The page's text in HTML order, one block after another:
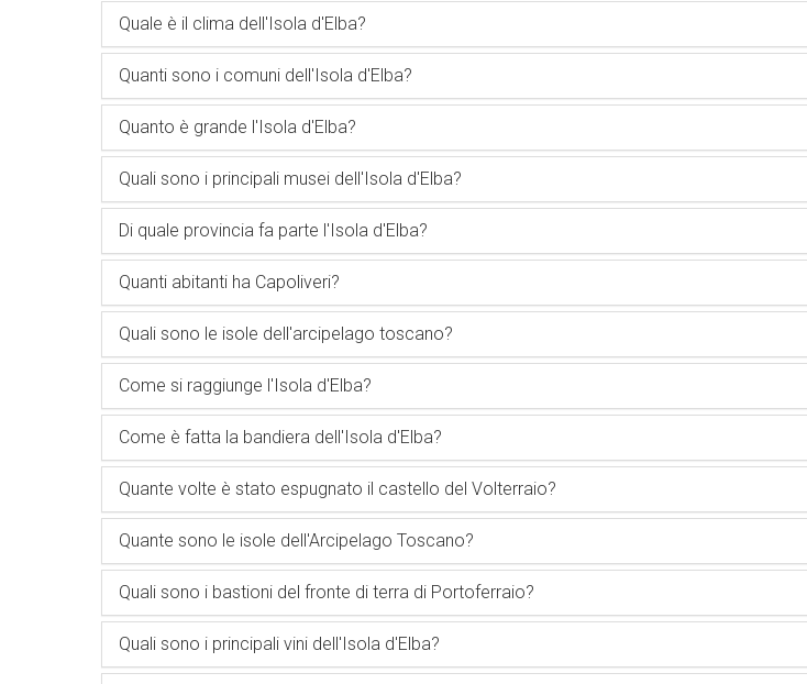
Quale è il clima dell'Isola d'Elba?
Quanti sono i comuni dell'Isola d'Elba?
Quanto è grande l'Isola d'Elba?
Quali sono i principali musei dell'Isola d'Elba?
Di quale provincia fa parte l'Isola d'Elba?
Quanti abitanti ha Capoliveri?
Quali sono le isole dell'arcipelago toscano?
Come si raggiunge l'Isola d'Elba?
Come è fatta la bandiera dell'Isola d'Elba?
Quante volte è stato espugnato il castello del Volterraio?
Quante sono le isole dell'Arcipelago Toscano?
Quali sono i bastioni del fronte di terra di Portoferraio?
Quali sono i principali vini dell'Isola d'Elba?